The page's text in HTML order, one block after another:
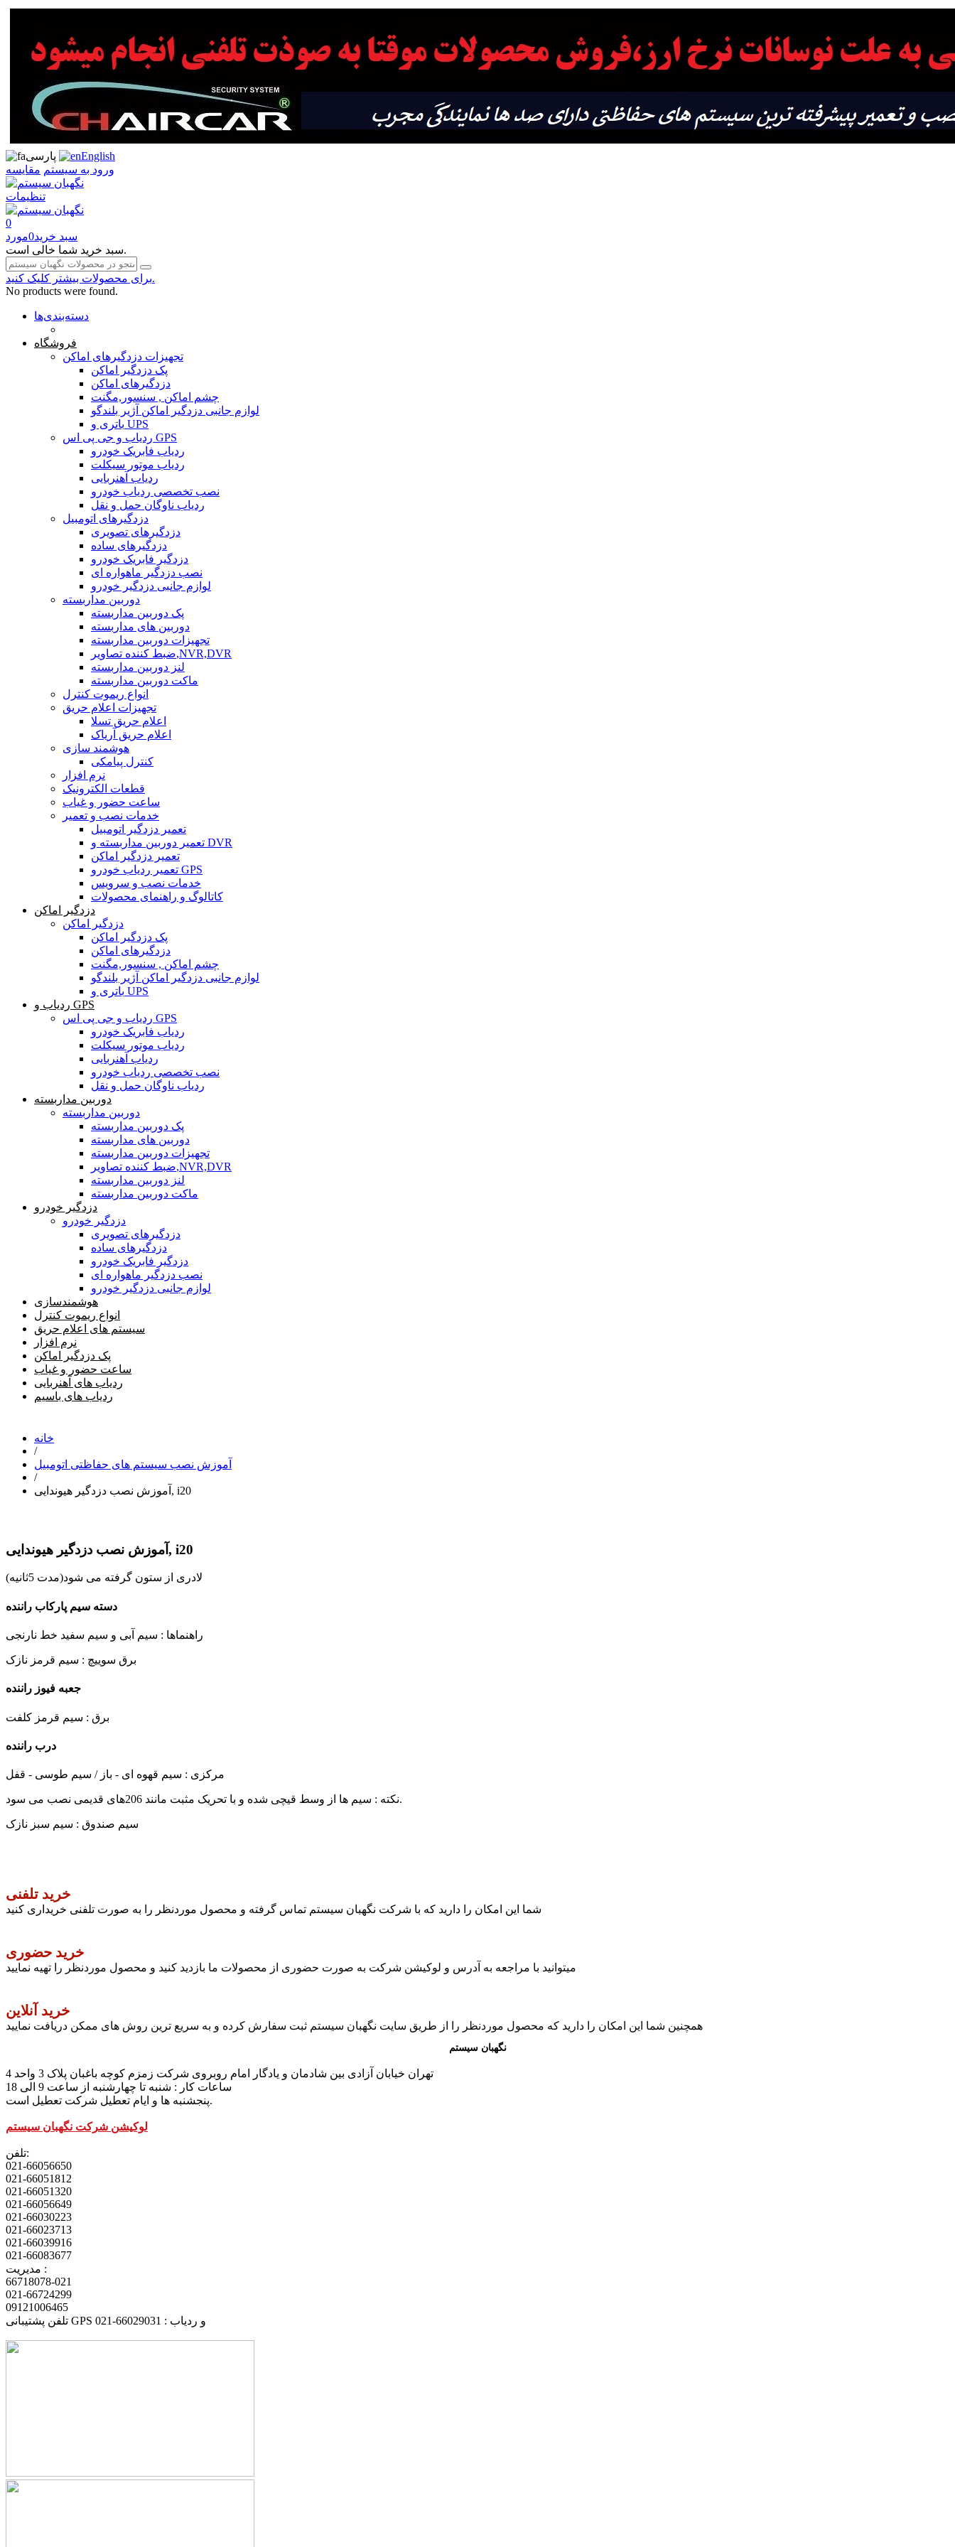
پارسی
English
ورود به سیستم مقایسه
تنظیمات
0
سبد خرید0مورد
سبد خرید شما خالی است.
برای محصولات بیشتر کلیک کنید.
No products were found.
دسته‌بندی‌ها
فروشگاه
تجهیزات دزدگیرهای اماکن
پک دزدگیر اماکن
دزدگیرهای اماکن
چشم اماکن , سنسور,مگنت
لوازم جانبی دزدگیر اماکن آژیر بلندگو
باتری و UPS
ردیاب و جی پی اس GPS
ردیاب فابریک خودرو
ردیاب موتور سیکلت
ردیاب آهنربایی
نصب تخصصی ردیاب خودرو
ردیاب ناوگان حمل و نقل
دزدگیرهای اتومبیل
دزدگیرهای تصویری
دزدگیرهای ساده
دزدگیر فابریک خودرو
نصب دزدگیر ماهواره ای
لوازم جانبی دزدگیر خودرو
دوربین مداربسته
پک دوربین مداربسته
دوربین های مداربسته
تجهیزات دوربین مداربسته
ضبط کننده تصاویر,NVR,DVR
لنز دوربین مداربسته
ماکت دوربین مداربسته
انواع ریموت کنترل
تجهیزات اعلام حریق
اعلام حریق تسلا
اعلام حریق آریاک
هوشمند سازی
کنترل پیامکی
نرم افزار
قطعات الکترونیک
ساعت حضور و غیاب
خدمات نصب و تعمیر
تعمیر دزدگیر اتومبیل
تعمیر دوربین مداربسته و DVR
تعمیر دزدگیر اماکن
تعمیر ردیاب خودرو GPS
خدمات نصب و سرویس
کاتالوگ و راهنمای محصولات
دزدگیر اماکن
دزدگیر اماکن
پک دزدگیر اماکن
دزدگیرهای اماکن
چشم اماکن , سنسور,مگنت
لوازم جانبی دزدگیر اماکن آژیر بلندگو
باتری و UPS
ردیاب و GPS
ردیاب و جی پی اس GPS
ردیاب فابریک خودرو
ردیاب موتور سیکلت
ردیاب آهنربایی
نصب تخصصی ردیاب خودرو
ردیاب ناوگان حمل و نقل
دوربین مداربسته
دوربین مداربسته
پک دوربین مداربسته
دوربین های مداربسته
تجهیزات دوربین مداربسته
ضبط کننده تصاویر,NVR,DVR
لنز دوربین مداربسته
ماکت دوربین مداربسته
دزدگیر خودرو
دزدگیر خودرو
دزدگیرهای تصویری
دزدگیرهای ساده
دزدگیر فابریک خودرو
نصب دزدگیر ماهواره ای
لوازم جانبی دزدگیر خودرو
هوشمندسازی
انواع ریموت کنترل
سیستم های اعلام حریق
نرم افزار
پک دزدگیر اماکن
ساعت حضور و غیاب
ردیاب های آهنربایی
ردیاب های باسیم
خانه
/
آموزش نصب سیستم های حفاظتی اتومبیل
/
آموزش نصب دزدگیر هیوندایی, i20
آموزش نصب دزدگیر هیوندایی, i20
لادری از ستون گرفته می شود(مدت 5ثانیه)
دسته سیم پارکاب راننده
راهنماها : سیم آبی و سیم سفید خط نارنجی
برق سوییچ : سیم قرمز نازک
جعبه فیوز راننده
برق : سیم قرمز کلفت
درب راننده
مرکزی : سیم قهوه ای - باز / سیم طوسی - قفل
نکته : سیم ها از وسط قیچی شده و با تحریک مثبت مانند 206های قدیمی نصب می سود.
سیم صندوق : سیم سبز نازک
خرید تلفنی
شما این امکان را دارید که با شرکت نگهبان سیستم تماس گرفته و محصول موردنظر را به صورت تلفنی خریداری کنید
خرید حضوری
میتوانید با مراجعه به آدرس و لوکیشن شرکت به صورت حضوری از محصولات ما بازدید کنید و محصول موردنظر را تهیه نمایید
خرید آنلاین
همچنین شما این امکان را دارید که محصول موردنظر را از طریق سایت نگهبان سیستم ثبت سفارش کرده و به سریع ترین روش های ممکن دریافت نمایید
نگهبان سیستم
تهران خیابان آزادی بین شادمان و یادگار امام روبروی شرکت زمزم کوچه باغبان پلاک 3 واحد 4
پنجشنبه ها و ایام تعطیل شرکت تعطیل است.
لوکیشن شرکت نگهبان سیستم
تلفن:
021-66056650
021-66051812
021-66051320
021-66056649
021-66030223
021-66023713
021-66039916
021-66083677
مدیریت :
66718078-021
021-66724299
09121006465
تلفن پشتیبانی GPS و ردیاب : 66029031-021